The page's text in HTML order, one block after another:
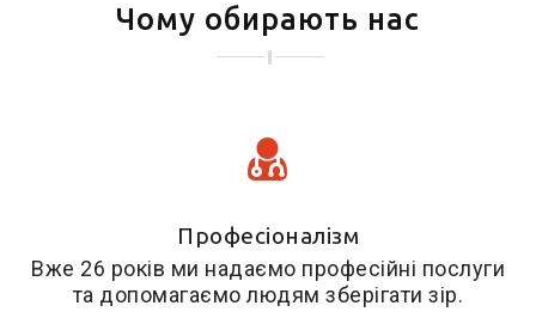
Чому обирають нас
Професіоналізм
Вже 26 років ми надаємо професійні послуги
та допомагаємо людям зберігати зір.